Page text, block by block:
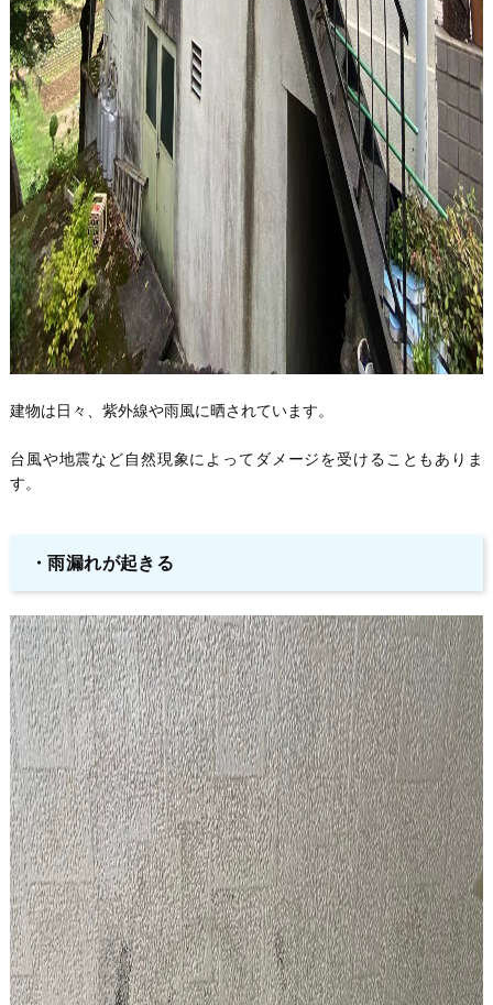
建物は日々、紫外線や雨風に晒されています。
台風や地震など自然現象によってダメージを受けることもありま
す。
・雨漏れが起きる